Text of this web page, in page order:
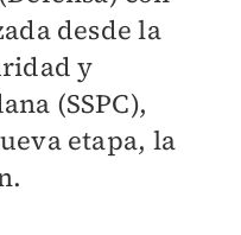
desde la
y
(SSPC),
etapa, la